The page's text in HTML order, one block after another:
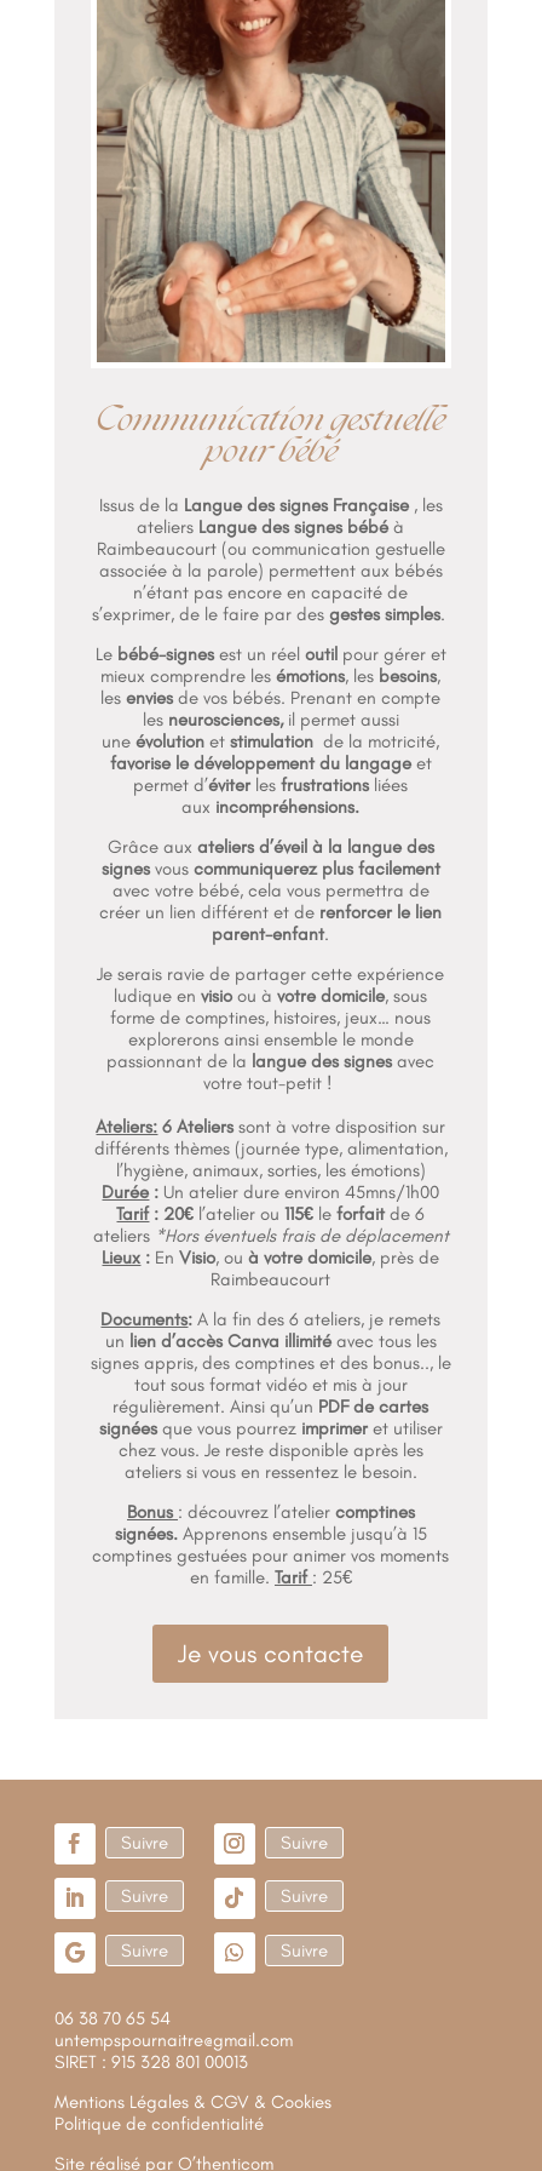
Communication gestuelle
pour bébé
Issus de la Langue des signes Française , les
ateliers Langue des signes bébéà
Raimbeaucourt (ou communication gestuelle
associée à la parole) permettent aux bébés
n’étant pas encore en capacité de
s’exprimer, de le faire par des gestes simples.
Le bébé-signesest un réel outil pour gérer et
mieux comprendre lesémotions, les besoins,
lesenvies de vos bébés. Prenant en compte
les neurosciences, il permet aussi
uneévolution etstimulation de la motricité,
favorise le développement du langageet
permet d’éviter lesfrustrations liées
aux incompréhensions.
Grâce aux ateliers d’éveil à la langue des
signes vous communiquerez plus facilement
avec votre bébé, cela vous permettra de
créer un lien différent et de renforcer le lien
parent-enfant.
Je serais ravie de partager cette expérience
ludique envisio ou àvotre domicile, sous
forme de comptines, histoires, jeux… nous
explorerons ainsi ensemble le monde
passionnant de la langue des signes avec
votre tout-petit !
Ateliers: 6 Ateliers sont à votre disposition sur
différents thèmes (journée type, alimentation,
l’hygiène, animaux, sorties, les émotions)
Durée: Un atelier dure environ 45mns/1h00
Tarif: 20€ l’atelier ou115€ leforfaitde 6
ateliers *Hors éventuels frais de déplacement
Lieux : EnVisio, ouà votre domicile, près de
Raimbeaucourt
Documents: A la fin des 6 ateliers, je remets
un lien d’accès Canva illimitéavec tous les
signes appris, des comptines et des bonus.., le
tout sous format vidéo et mis à jour
régulièrement. Ainsi qu’un PDF de cartes
signéesque vous pourrez imprimeret utiliser
chez vous. Je reste disponible après les
ateliers si vous en ressentez le besoin.
Bonus : découvrez l’atelier comptines
signées. Apprenons ensemble jusqu’à 15
comptines gestuées pour animer vos moments
en famille. Tarif : 25€
Je vous contacte
Suivre Suivre
Suivre Suivre
Suivre Suivre
06 38 70 65 54
untempspournaitre@gmail.com
SIRET : 915 328 801 00013
Mentions Légales & CGV & Cookies
Politique de confidentialité
Site réalisé par O’thenticom